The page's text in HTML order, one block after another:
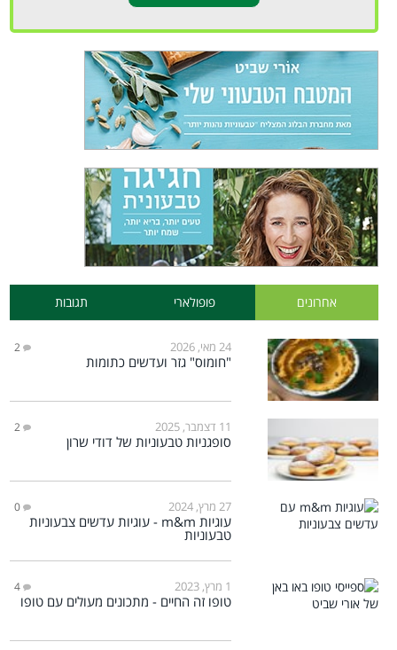
אחרונים פופולארי תגובות
24 מאי, 2026 2
"חומוס" גזר ועדשים כתומות
11 דצמבר, 2025 2
סופגניות טבעוניות של דודי שרון
27 מרץ, 2024 0
עוגיות m&m - עוגיות עדשים צבעוניות
טבעוניות
1 מרץ, 2023 4
טופו זה החיים - מתכונים מעולים עם טופו